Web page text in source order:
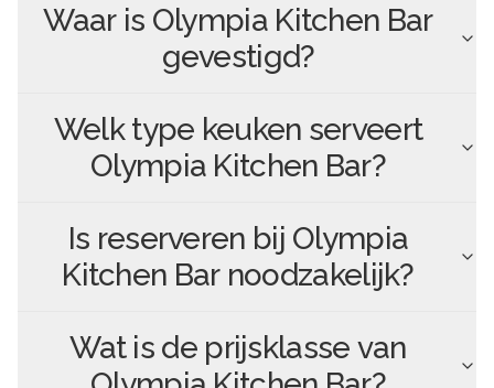
Waar is Olympia Kitchen Bar
gevestigd?
Welk type keuken serveert
Olympia Kitchen Bar?
Is reserveren bij Olympia
Kitchen Barnoodzakelijk?
Wat is de prijsklasse van